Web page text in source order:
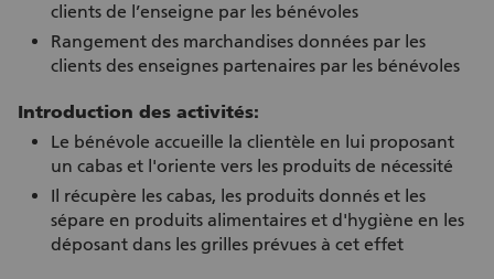
clients de l’enseigne par les bénévoles
Rangement des marchandises données par les
clients des enseignes partenaires par les bénévoles
Introduction des activités:
Le bénévole accueille la clientèle en lui proposant
un cabas et l'oriente vers les produits de nécessité
Il récupère les cabas, les produits donnés et les
sépare en produits alimentaires et d'hygiène en les
déposant dans les grilles prévues à cet effet